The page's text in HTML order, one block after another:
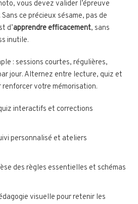
vous devez valider l’épreuve
. Sans ce précieux sésame, pas de
d’apprendre efficacement, sans
inutile.
: sessions courtes, régulières,
jour. Alternez entre lecture, quiz et
votre mémorisation.
interactifs et corrections
personnalisé et ateliers
des règles essentielles et schémas
visuelle pour retenir les